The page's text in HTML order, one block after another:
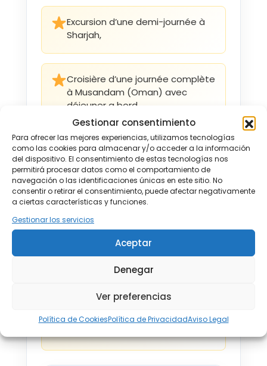
Gestionar consentimiento
Para ofrecer las mejores experiencias, utilizamos tecnologías
como las cookies para almacenar y/o acceder a la información
del dispositivo. El consentimiento de estas tecnologías nos
permitirá procesar datos como el comportamiento de
navegación o las identificaciones únicas en este sitio. No
consentir o retirar el consentimiento, puede afectar negativamente
a ciertas características y funciones.
Gestionar los servicios
Aceptar
Denegar
Ver preferencias
Política de CookiesPolítica de PrivacidadAviso Legal
Excursion d’une demi-journée à
Sharjah,
Croisière d’une journée complète
à Musandam (Oman) avec
déjeuner a bord,
Excursion d’une journée complète
à Mascate,
Visite de Sur & Wahiba Sands,
en jeep 4x4,
Excursion d’une journée complète